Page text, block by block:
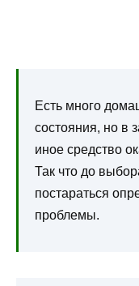
Есть много
состояния, но в
иное средство
Так что до
постараться
проблемы.